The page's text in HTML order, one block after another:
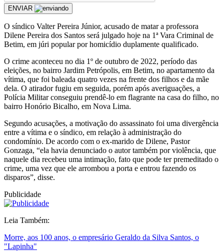
ENVIAR
O síndico Valter Pereira Júnior, acusado de matar a professora
Dilene Pereira dos Santos será julgado hoje na 1ª Vara Criminal de
Betim, em júri popular por homicídio duplamente qualificado.
O crime aconteceu no dia 1º de outubro de 2022, período das
eleições, no bairro Jardim Petrópolis, em Betim, no apartamento da
vítima, que foi baleada quatro vezes na frente dos filhos e da mãe
dela. O atirador fugiu em seguida, porém após averiguações, a
Polícia Militar conseguiu prendê-lo em flagrante na casa do filho, no
bairro Honório Bicalho, em Nova Lima.
Segundo acusações, a motivação do assassinato foi uma divergência
entre a vítima e o síndico, em relação à administração do
condomínio. De acordo com o ex-marido de Dilene, Pastor
Gonzaga, “ela havia denunciado o autor também por violência, que
naquele dia recebeu uma intimação, fato que pode ter premeditado o
crime, uma vez que ele arrombou a porta e entrou fazendo os
disparos”, disse.
Publicidade
Leia Também:
Morre, aos 100 anos, o empresário Geraldo da Silva Santos, o
"Lapinha"